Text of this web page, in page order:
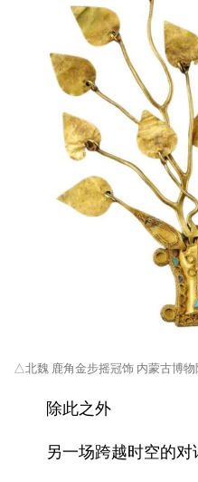
△北魏 鹿角金步摇冠饰 内蒙古博物
除此之外
另一场跨越时空的